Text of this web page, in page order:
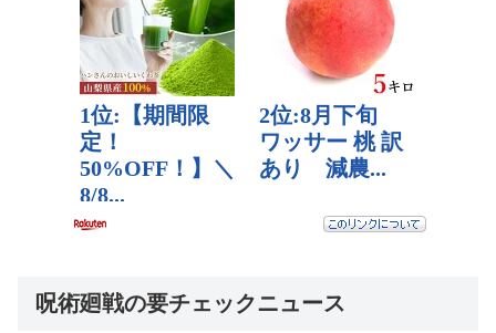
呪術廻戦の要チェックニュース